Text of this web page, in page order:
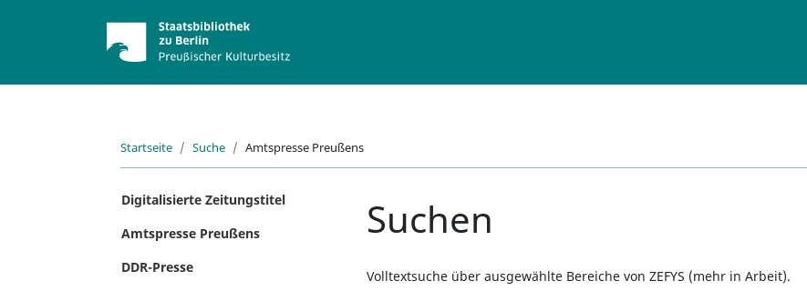
Startseite Suche Amtspresse Preußens
Digitalisierte Zeitungstitel
Amtspresse Preußens
DDR-Presse
Suchen
Volltextsuche über ausgewählte Bereiche von ZEFYS (mehr in Arbeit).